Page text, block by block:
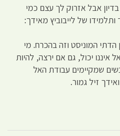
אבל אזרוק לך עצם כמי
של לייבוביץ מאידך:
המוניסט וזה בהכרח. מי
איננו יכול, גם אם ירצה, להיות
שמקיימים עבודת האל
זיל גמור.